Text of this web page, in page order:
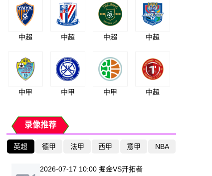
中超 中超 中超 中超
中甲 中甲 中甲 中超
录像推荐
英超 德甲 法甲 西甲 意甲 NBA
2026-07-17 10:00 掘金VS开拓者